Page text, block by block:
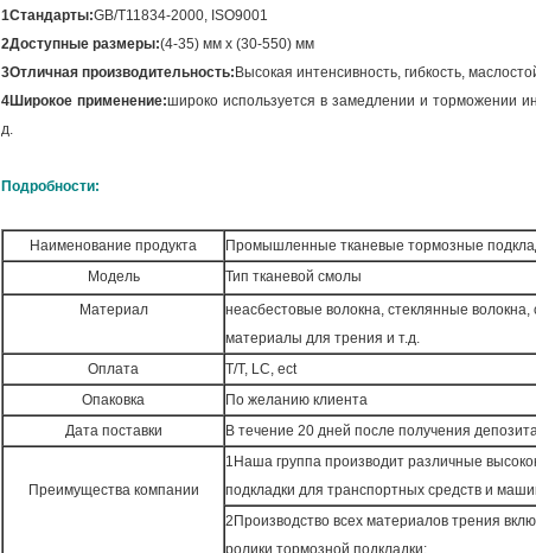
1Стандарты:GB/T11834-2000, ISO9001
2Доступные размеры:(4-35) мм х (30-550) мм
3Отличная производительность: Высокая интенсивность, гибкость,
4Широкое применение:широко используется в замедлении и
д.
Подробности:
Наименование продукта
Промышленные тканевые тормозные
Модель
Тип тканевой смолы
Материал
неасбестовые волокна, стеклянные
материалы для трения и т.д.
Оплата
T/T, LC, ect
Опаковка
По желанию клиента
Дата поставки
В течение 20 дней после получения
Преимущества компании
1Наша группа производит различные
подкладки для транспортных средств и
2Производство всех материалов трения
ролики тормозной подкладки;